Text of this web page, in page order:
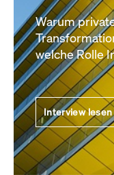
Warum
welche Rolle
Interview lesen